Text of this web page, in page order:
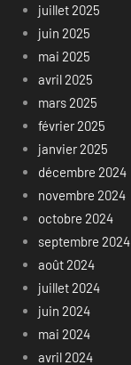
juillet 2025
juin 2025
mai 2025
avril 2025
mars 2025
février 2025
janvier 2025
décembre 2024
novembre 2024
octobre 2024
septembre 2024
août 2024
juillet 2024
juin 2024
mai 2024
avril 2024